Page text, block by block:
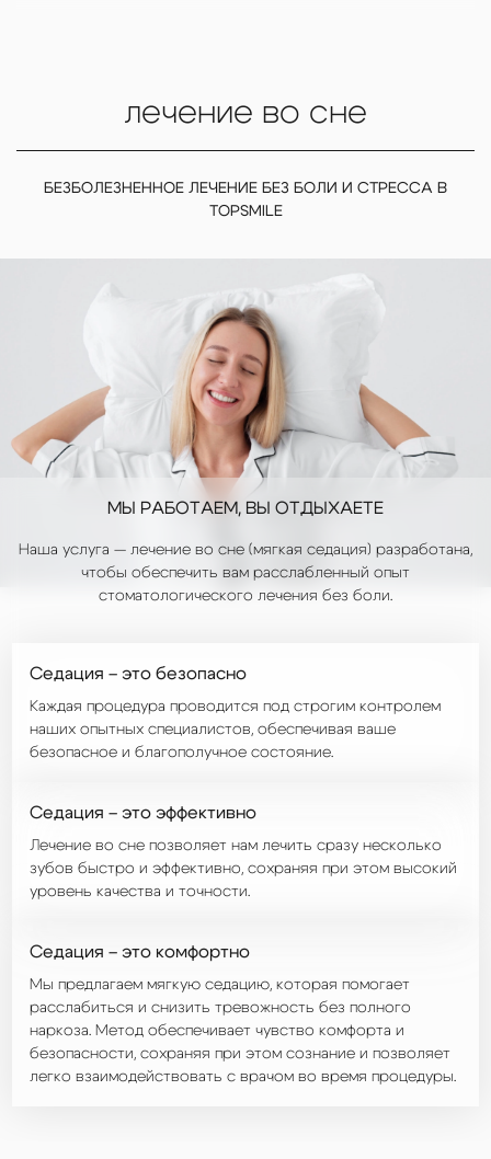
лечение во сне
БЕЗБОЛЕЗНЕННОЕ ЛЕЧЕНИЕ БЕЗ БОЛИ И СТРЕССА В
TOPSMILE
МЫ РАБОТАЕМ, ВЫ ОТДЫХАЕТЕ
Наша услуга — лечение во сне (мягкая седация) разработана,
чтобы обеспечить вам расслабленный опыт
стоматологического лечения без боли.
Седация – это безопасно
Каждая процедура проводится под строгим контролем
наших опытных специалистов, обеспечивая ваше
безопасное и благополучное состояние.
Седация – это эффективно
Лечение во сне позволяет нам лечить сразу несколько
зубов быстро и эффективно, сохраняя при этом высокий
уровень качества и точности.
Седация – это комфортно
Мы предлагаем мягкую седацию, которая помогает
расслабиться и снизить тревожность без полного
наркоза. Метод обеспечивает чувство комфорта и
безопасности, сохраняя при этом сознание и позволяет
легко взаимодействовать с врачом во время процедуры.